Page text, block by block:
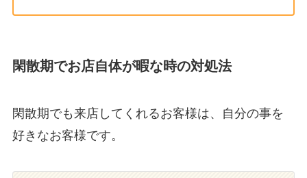
閑散期でお店自体が暇な時の対処法
閑散期でも来店してくれるお客様は、自分の事を
好きなお客様です。